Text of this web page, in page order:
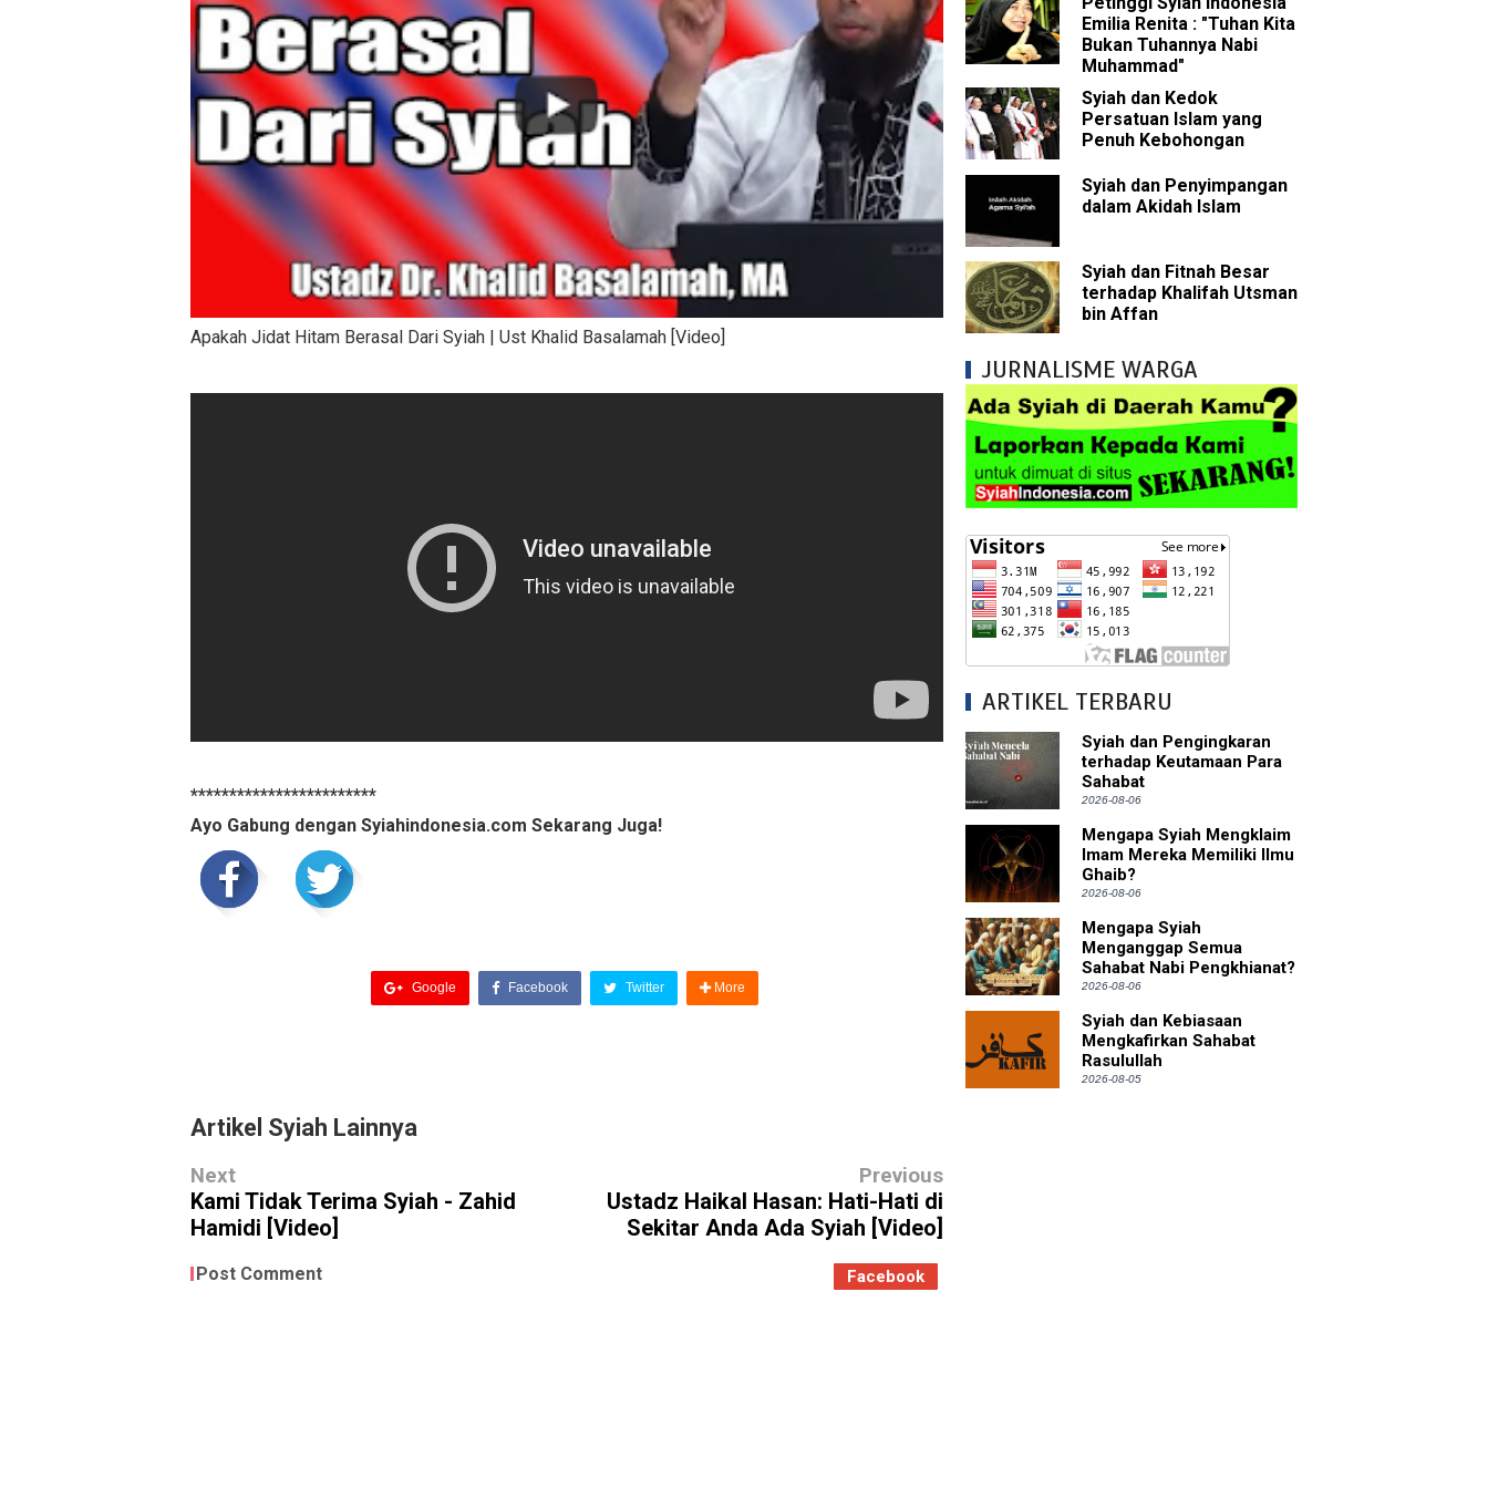
Syiah dan Kedustaan tentang Peristiwa Karbala
Syiah dan Upaya Merusak Ukhuwah Islamiyah
Syiah dan Klaim Palsu tentang Imam Mahdi yang Akan Muncul
Kesalahan Syiah dalam Menjadikan Imam sebagai Perantara kepada Allah
Mengapa Syiah Menganggap Ulama Sunni sebagai Musuh?
Syiah dan Pengingkaran terhadap Keutamaan Para Sahabat
Mengapa Syiah Mengklaim Imam Mereka Memiliki Ilmu Ghaib?
Mengapa Syiah Menganggap Semua Sahabat Nabi Pengkhianat?
Syiah dan Kebiasaan Mengkafirkan Sahabat Rasulullah
Kesalahan Syiah dalam Menyikapi Peran Sahabat Nabi
Syiah dan Pengingkaran terhadap Hadis Shahih Sunni
Apakah Jidat Hitam Berasal Dari Syiah | Ust Khalid Basalamah [Video]
************************
Ayo Gabung dengan Syiahindonesia.com Sekarang Juga!
Google Facebook Twitter More
Artikel Syiah Lainnya
Next
Kami Tidak Terima Syiah - Zahid
Hamidi [Video]
Previous
Ustadz Haikal Hasan: Hati-Hati di
Sekitar Anda Ada Syiah [Video]
Post Comment Facebook
Emilia Renita : "Tuhan Kita
Bukan Tuhannya Nabi
Muhammad"
Syiah dan Kedok
Persatuan Islam yang
Penuh Kebohongan
Syiah dan Penyimpangan
dalam Akidah Islam
Syiah dan Fitnah Besar
terhadap Khalifah Utsman
bin Affan
JURNALISME WARGA
ARTIKEL TERBARU
Syiah dan Pengingkaran
terhadap Keutamaan Para
Sahabat
2026-08-06
Mengapa Syiah Mengklaim
Imam Mereka Memiliki Ilmu
Ghaib?
2026-08-06
Mengapa Syiah
Menganggap Semua
Sahabat Nabi Pengkhianat?
2026-08-06
Syiah dan Kebiasaan
Mengkafirkan Sahabat
Rasulullah
2026-08-05